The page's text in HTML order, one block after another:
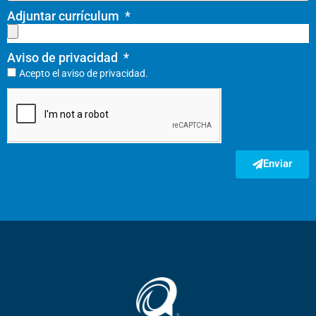
Adjuntar currículum
Aviso de privacidad
Acepto elaviso de privacidad.
Enviar